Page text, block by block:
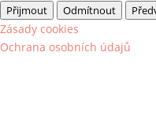
Přijmout Odmítnout
Zásady cookies
Ochrana osobních údajů